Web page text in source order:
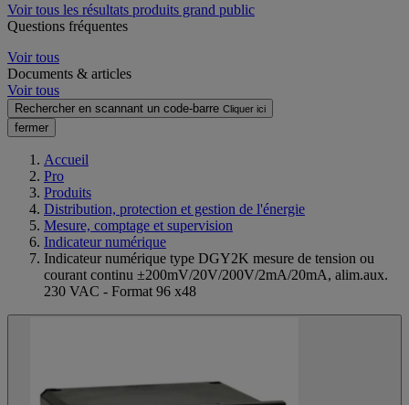
Voir tous les résultats produits grand public
Questions fréquentes
Voir tous
Documents & articles
Voir tous
Rechercher en scannant un code-barre Cliquer ici
fermer
Accueil
Pro
Produits
Distribution, protection et gestion de l'énergie
Mesure, comptage et supervision
Indicateur numérique
Indicateur numérique type DGY2K mesure de tension ou
courant continu ±200mV/20V/200V/2mA/20mA, alim.aux.
230 VAC - Format 96 x48